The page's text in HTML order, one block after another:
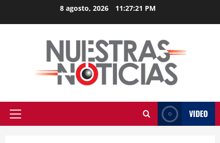
8 agosto, 2026 11:27:22 PM
Primary
VIDEO